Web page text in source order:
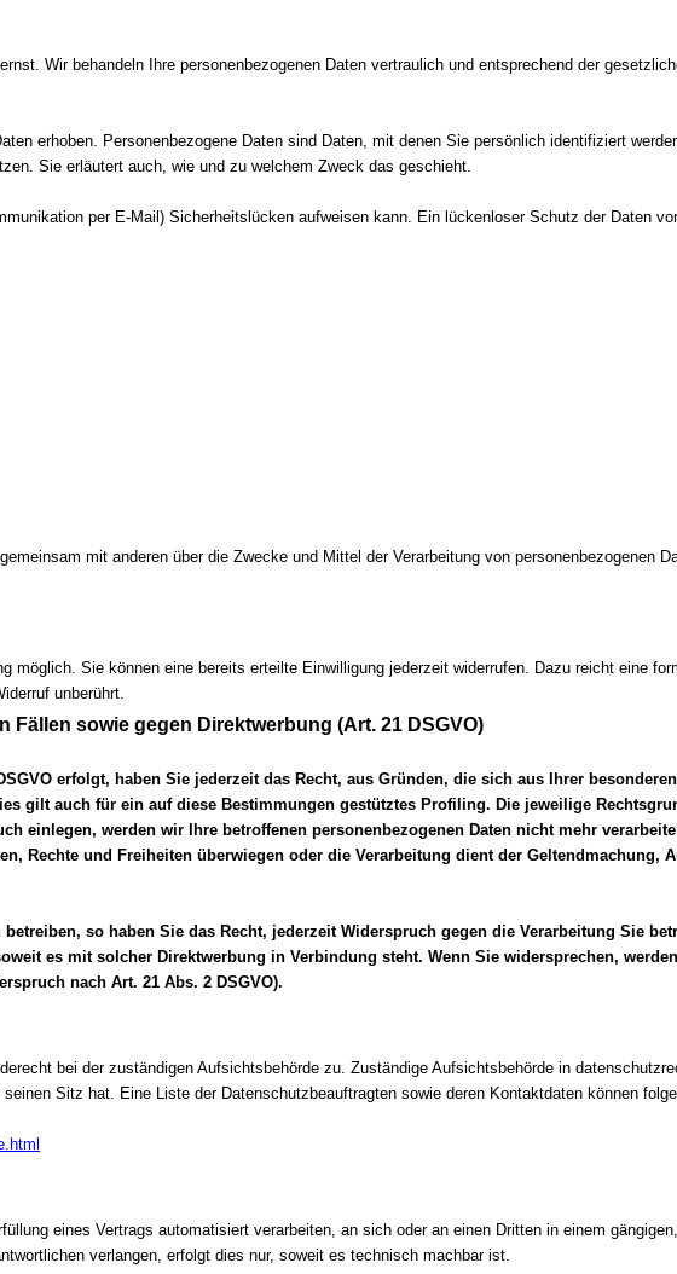
Wir behandeln Ihre personenbezogenen Daten vertraulich und entsprechend der
erhoben. Personenbezogene Daten sind Daten, mit denen Sie persönlich identifiziert
Sie erläutert auch, wie und zu welchem Zweck das geschieht.
per E-Mail) Sicherheitslücken aufweisen kann. Ein lückenloser Schutz der Daten
mit anderen über die Zwecke und Mittel der Verarbeitung von personenbezogenen
möglich. Sie können eine bereits erteilte Einwilligung jederzeit widerrufen. Dazu reicht eine
unberührt.
sowie gegen Direktwerbung (Art. 21 DSGVO)
erfolgt, haben Sie jederzeit das Recht, aus Gründen, die sich aus Ihrer
gilt auch für ein auf diese Bestimmungen gestütztes Profiling. Die jeweilige
einlegen, werden wir Ihre betroffenen personenbezogenen Daten nicht mehr
Rechte und Freiheiten überwiegen oder die Verarbeitung dient der Geltendmachung,
so haben Sie das Recht, jederzeit Widerspruch gegen die Verarbeitung Sie
es mit solcher Direktwerbung in Verbindung steht. Wenn Sie widersprechen,
nach Art. 21 Abs. 2 DSGVO).
bei der zuständigen Aufsichtsbehörde zu. Zuständige Aufsichtsbehörde in
Sitz hat. Eine Liste der Datenschutzbeauftragten sowie deren Kontaktdaten können
eines Vertrags automatisiert verarbeiten, an sich oder an einen Dritten in einem
verlangen, erfolgt dies nur, soweit es technisch machbar ist.